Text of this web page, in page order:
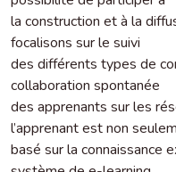
la construction et à la
focalisons sur le suivi
des différents types de
collaboration spontanée
des apprenants sur les
l’apprenant est non
basé sur la connaissance